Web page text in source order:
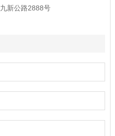
新公路2888号